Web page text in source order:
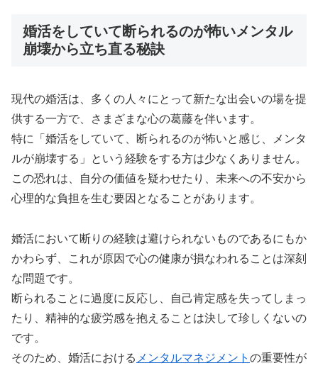
婚活をしていて断られるのが怖いメンタル
崩壊から立ち直る秘訣
現代の婚活は、多くの人々にとって新たな出会いの場を提
供する一方で、さまざまな心の葛藤を伴います。
特に「婚活をしていて、断られるのが怖いと感じ、メンタ
ルが崩壊する」という経験をする方は少なくありません。
この恐れは、自分の価値を疑わせたり、未来への不安から
心理的な負担を生む要因となることがあります。
婚活において断りの経験は避けられないものであるにもか
かわらず、これが原因で心の健康が損なわれることは深刻
な問題です。
断られることに過度に反応し、自己肯定感を失ってしまっ
たり、精神的な疲労感を抱えることは決して珍しくないの
です。
そのため、婚活における メンタルマネジメント の重要性が